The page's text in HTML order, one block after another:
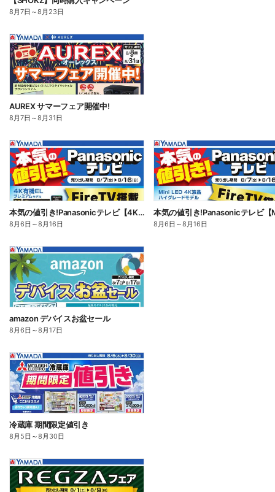
8月7日 ～8月23日
AUREX サマーフェア開催中!
8月7日 ～8月31日
本気の値引き!Panasonicテレビ【4K有機EL】
8月6日 ～8月16日 8月6日 ～8月16日
amazon デバイスお盆セール
8月6日 ～8月17日
冷蔵庫 期間限定値引き
8月5日 ～8月30日